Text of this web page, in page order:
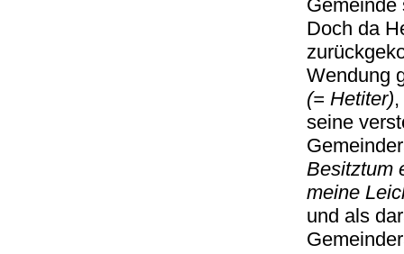
Doch da
Wendung
(= Hetiter)
seine
Besitztum
meine
und als